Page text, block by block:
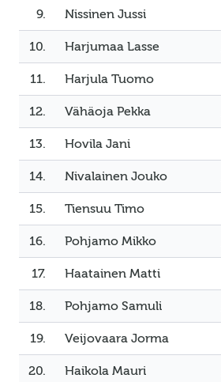
9. Nissinen Jussi
10. Harjumaa Lasse
11. Harjula Tuomo
12. Vähäoja Pekka
13. Hovila Jani
14. Nivalainen Jouko
15. Tiensuu Timo
16. Pohjamo Mikko
17. Haatainen Matti
18. Pohjamo Samuli
19. Veijovaara Jorma
20. Haikola Mauri